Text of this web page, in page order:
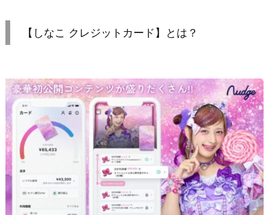
【しなこ クレジットカード】とは？